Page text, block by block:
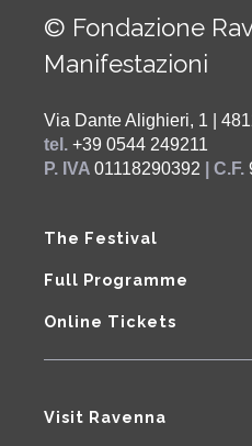
© Fondazione
Manifestazioni
Via Dante Alighieri, 1 |
tel. +39 0544 249211
P. IVA 01118290392 | C.F.
The Festival
Full Programme
Online Tickets
Visit Ravenna